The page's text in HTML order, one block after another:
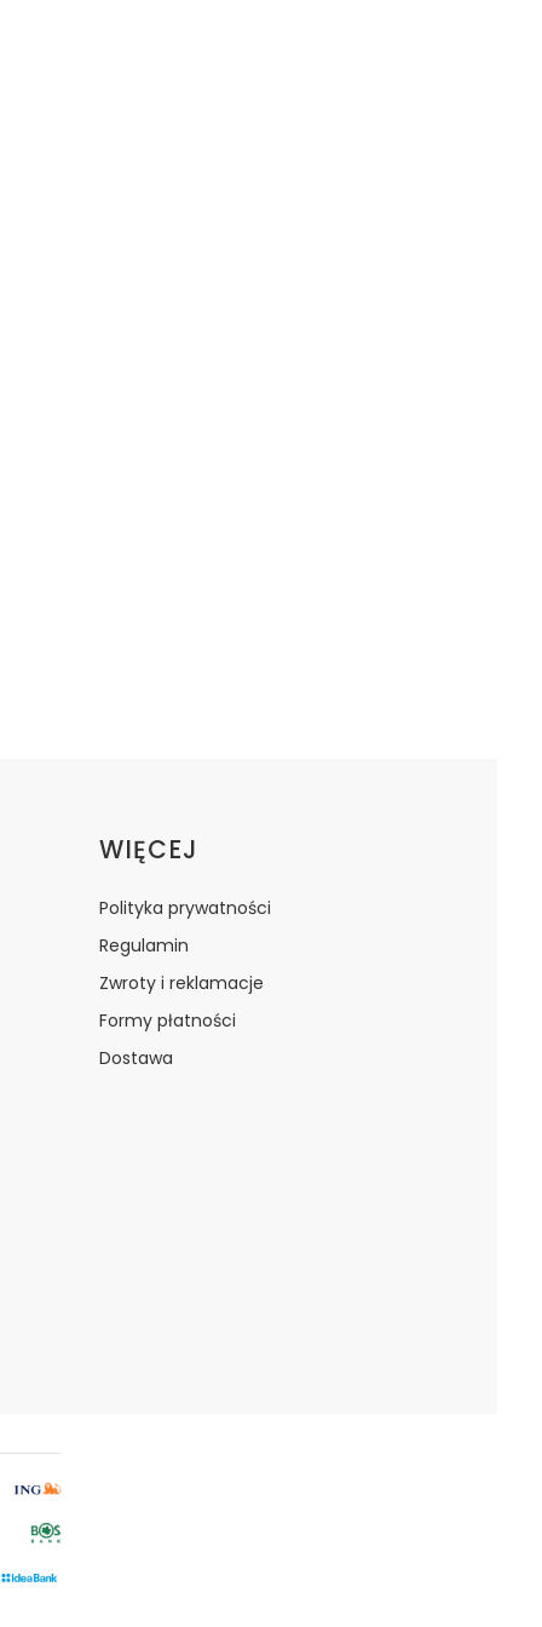
WIĘCEJ
Polityka prywatności
Regulamin
Zwroty i reklamacje
Formy płatności
Dostawa